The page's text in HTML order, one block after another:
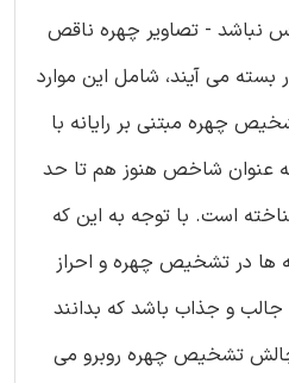
نباشد - تصاویر چهره ناقص
بسته می آیند، شامل این موارد
چهره مبتنی بر رایانه با
عنوان شاخص هنوز هم تا حد
است. با توجه به این که
ها در تشخیص چهره و احراز
و جذاب باشد که بدانند
چالش تشخیص چهره روبرو می